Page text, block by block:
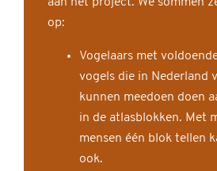
aan het project. We sommen
op:
Vogelaars met
vogels die in Nederland
kunnen meedoen doen
in de atlasblokken. Met
mensen één blok tellen
ook.